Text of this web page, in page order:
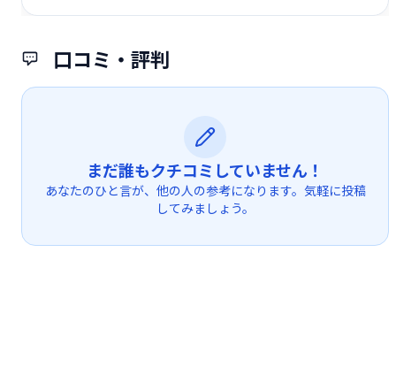
口コミ・評判
まだ誰もクチコミしていません！
あなたのひと言が、他の人の参考になります。気軽に投稿
してみましょう。